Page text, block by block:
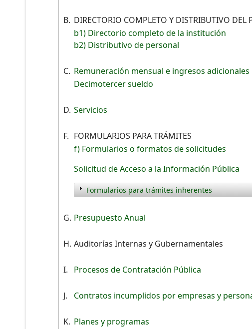
B. DIRECTORIO COMPLETO Y DISTRIBUTIVO DEL
b1) Directorio completo de la institución
b2) Distributivo de personal
C. Remuneración mensual e ingresos adicionales
Decimotercer sueldo
D. Servicios
F. FORMULARIOS PARA TRÁMITES
f) Formularios o formatos de solicitudes
Solicitud de Acceso a la Información Pública
Formularios para trámites inherentes
G. Presupuesto Anual
H. Auditorías Internas y Gubernamentales
I. Procesos de Contratación Pública
J. Contratos incumplidos por empresas y
K. Planes y programas